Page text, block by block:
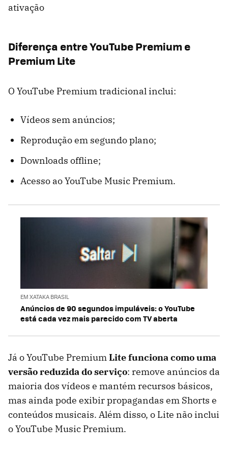
ativação
Diferença entre YouTube Premium e
Premium Lite
O YouTube Premium tradicional inclui:
Vídeos sem anúncios;
Reprodução em segundo plano;
Downloads offline;
Acesso ao YouTube Music Premium.
EM XATAKA BRASIL
Anúncios de 90 segundos impuláveis: o YouTube
está cada vez mais parecido com TV aberta
Já o YouTube PremiumLite funciona como uma
versão reduzida do serviço: remove anúncios da
maioria dos vídeos e mantém recursos básicos,
mas ainda pode exibir propagandas em Shorts e
conteúdos musicais. Além disso, o Lite não inclui
o YouTube Music Premium.